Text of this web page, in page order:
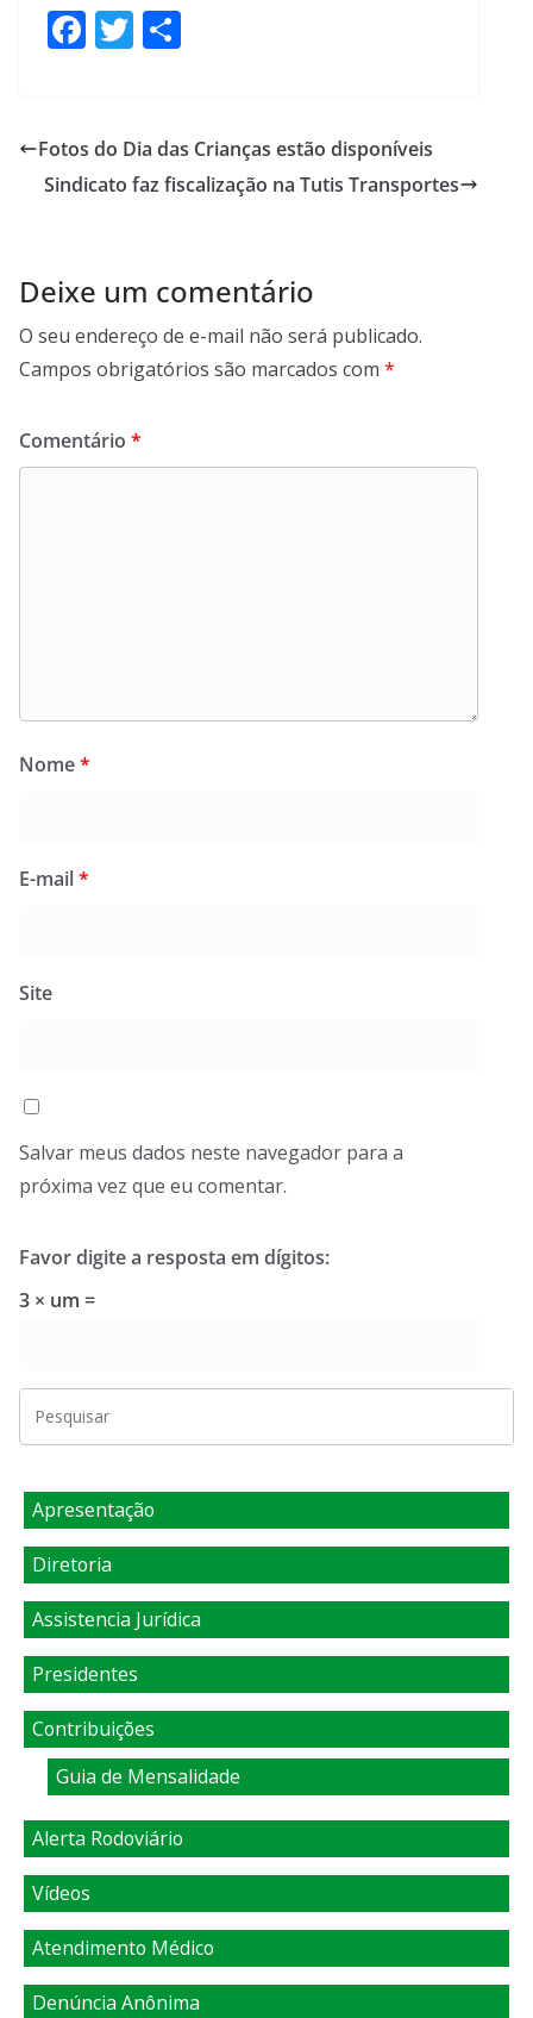
F
b
o
T
er e
Fotos do Dia das Crianças estão disponíveis
Sindicato faz fiscalização na Tutis Transportes
Deixe um comentário
O seu endereço de e-mail não será publicado.
Campos obrigatórios são marcados com *
Comentário *
Nome*
E-mail*
Site
Salvar meus dados neste navegador para a
próxima vez que eu comentar.
Favor digite a resposta em dígitos:
3 × um =
Apresentação
Diretoria
Assistencia Jurídica
Presidentes
Contribuições
Guia de Mensalidade
Alerta Rodoviário
Vídeos
Atendimento Médico
Denúncia Anônima